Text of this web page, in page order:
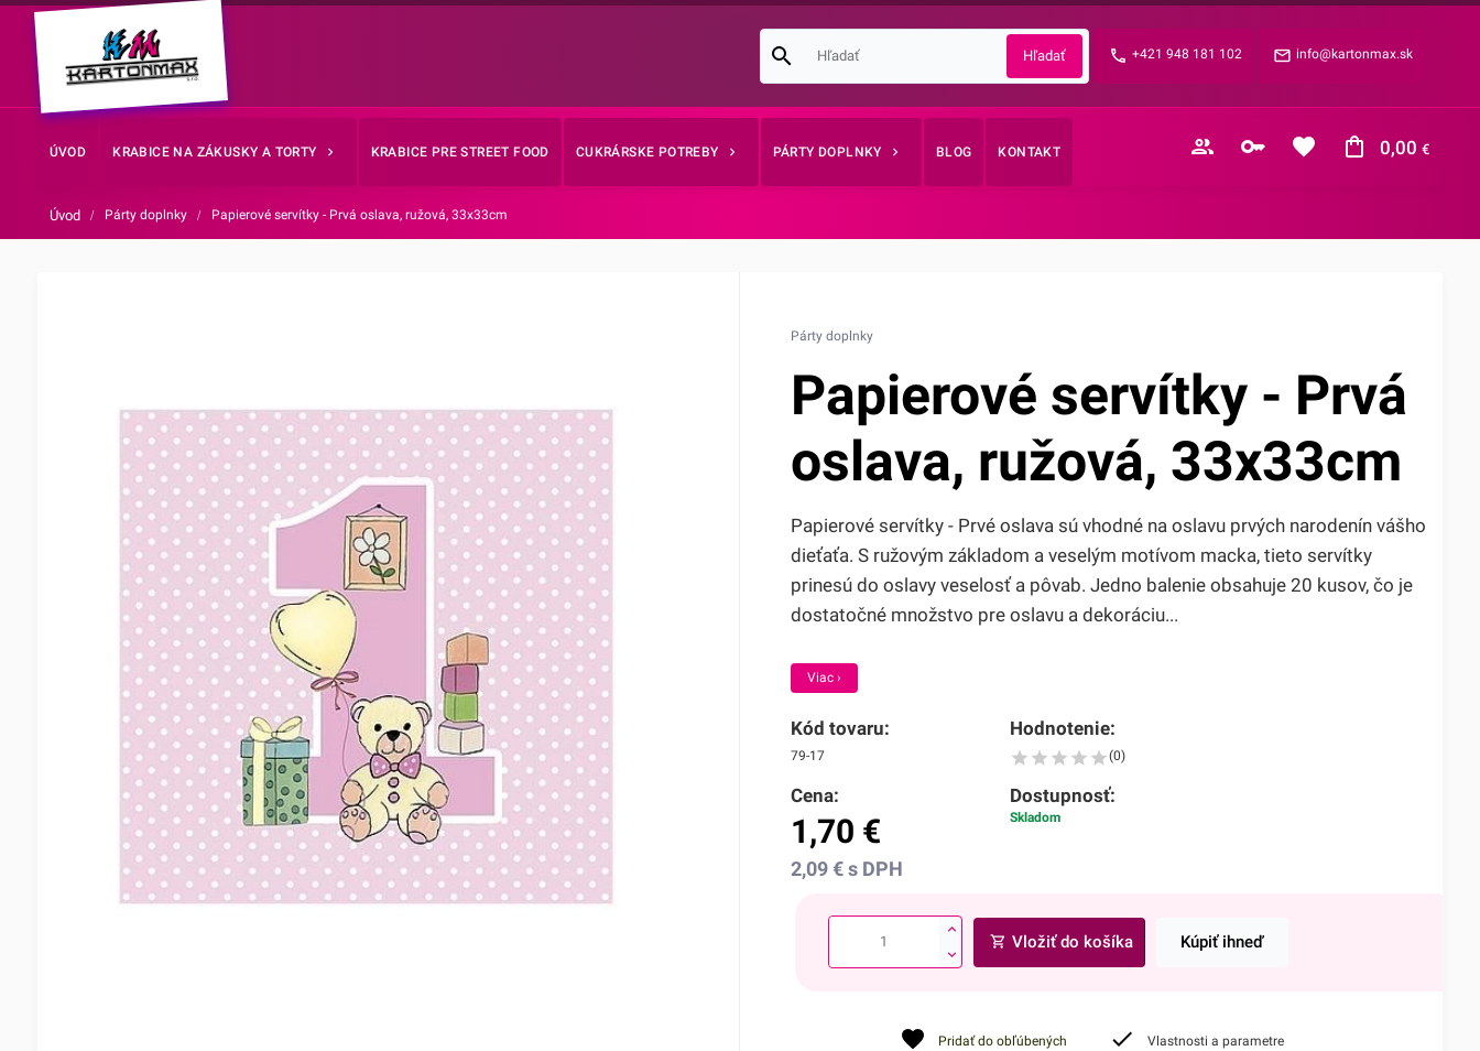
info@kartonmax.sk
+421 948 181 102
ÚVOD KRABICE NA ZÁKUSKY A TORTY KRABICE PRE STREET FOOD CUKRÁRSKE POTREBY PÁRTY DOPLNKY BLOG KONTAKT 0,00€
Zabudnuté heslo?
Úvod / Párty doplnky / Papierové servítky - Prvá oslava, ružová, 33x33cm
Párty doplnky
Papierové servítky - Prvá
oslava, ružová, 33x33cm
Papierové servítky - Prvé oslava sú vhodné na oslavu prvých narodenín vášho
dieťaťa. S ružovým základom a veselým motívom macka, tieto servítky
prinesú do oslavy veselosť a pôvab. Jedno balenie obsahuje 20 kusov, čo je
dostatočné množstvo pre oslavu a dekoráciu...
Viac ›
Kód tovaru:
79-17
Hodnotenie:
(0)
Cena:
1,70 €
2,09€s DPH
Dostupnosť:
Skladom
Vložiť do košíka Kúpiť ihneď
Pridať do obľúbených Vlastnosti a parametre